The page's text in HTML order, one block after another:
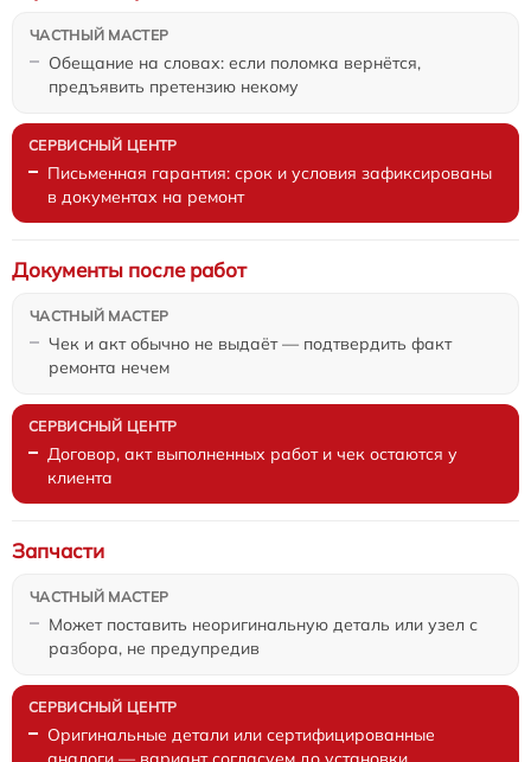
Обещание на словах: если поломка вернётся,
предъявить претензию некому
Письменная гарантия: срок и условия зафиксированы
в документах на ремонт
Чек и акт обычно не выдаёт — подтвердить факт
ремонта нечем
Документы после работ
Договор, акт выполненных работ и чек остаются у
клиента
Может поставить неоригинальную деталь или узел с
разбора, не предупредив
Запчасти
Оригинальные детали или сертифицированные